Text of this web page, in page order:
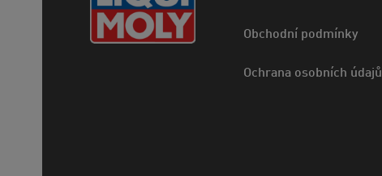
Obchodní podmínky
Ochrana osobních údajů